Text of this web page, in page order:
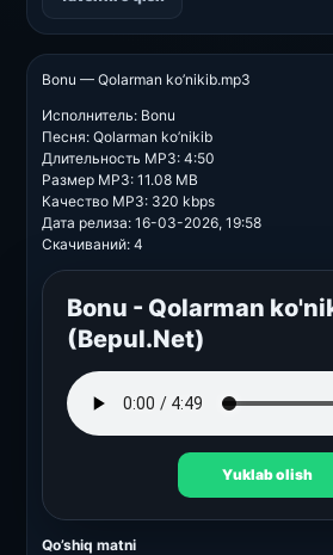
Bonu — Qolarman ko’nikib.mp3
Исполнитель: Bonu
Песня: Qolarman ko’nikib
Длительность MP3: 4:50
Размер MP3: 11.08 MB
Качество MP3: 320 kbps
Дата релиза: 16-03-2026, 19:58
Скачиваний: 4
Bonu - Qolarman
(Bepul.Net)
Yuklab olish
Qo’shiq matni